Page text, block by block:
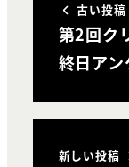
古い投稿
第2回ク
終日ア
新しい投稿